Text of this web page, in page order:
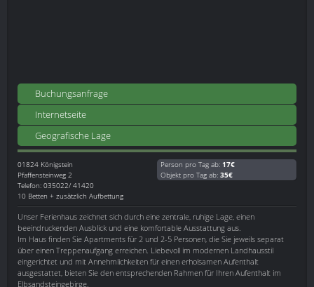
Buchungsanfrage
Internetseite
Geografische Lage
01824 Königstein
Pfaffensteinweg 2
Telefon: 035022/ 41420
10 Betten + zusätzlich Aufbettung
Person pro Tag ab: 17€
Objekt pro Tag ab: 35€
Unser Ferienhaus zeichnet sich durch eine zentrale, ruhige Lage, einen
beeindruckenden Ausblick und eine komfortable Ausstattung aus.
Im Haus finden Sie Apartments für 2 und 2-5 Personen, die Sie jeweils separat
über einen Treppenaufgang erreichen. Liebevoll im modernen Landhausstil
eingerichtet und mit Annehmlichkeiten für einen erholsamen Aufenthalt
ausgestattet, bieten Sie den entsprechenden Rahmen für Ihren Aufenthalt im
Elbsandsteingebirge.